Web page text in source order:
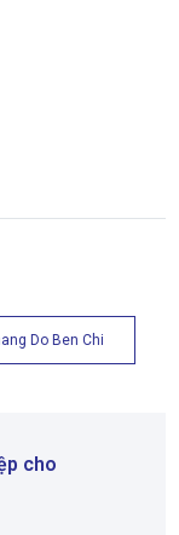
Do Ben Chi
cho